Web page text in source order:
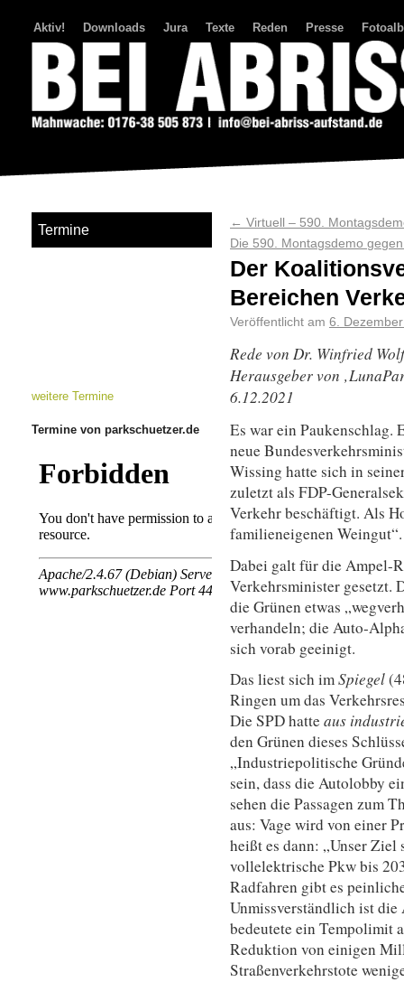
Aktiv! Downloads Jura Texte Reden Presse
← Virtuell – 590.
Die 590. Montagsdemo
Der
Bereichen
Veröffentlicht am 6.
Rede von Dr. Winfried
Herausgeber von
6.12.2021
Es war ein Paukenschlag.
neue
Wissing hatte sich in
zuletzt als FDP-
Verkehr beschäftigt. Als
familieneigenen Weingut“.
Dabei galt für die Ampel-
Verkehrsminister gesetzt.
die Grünen etwas
verhandeln; die Auto-
sich vorab geeinigt.
Das liest sich imSpiegel
Ringen um das
Die SPD hatte aus
den Grünen dieses
„Industriepolitische
sein, dass die Autolobby
sehen die Passagen zum
aus: Vage wird von einer
heißt es dann: „Unser
vollelektrische Pkw bis
Radfahren gibt es
Unmissverständlich ist
bedeutete ein Tempolimit
Reduktion von einigen
Straßenverkehrstote
Termine
weitere Termine
Termine von parkschuetzer.de